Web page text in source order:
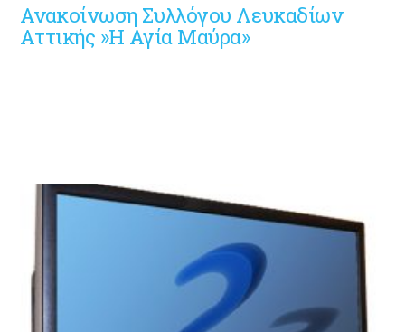
Ανακοίνωση Συλλόγου Λευκαδίων
Αττικής »Η Αγία Μαύρα»